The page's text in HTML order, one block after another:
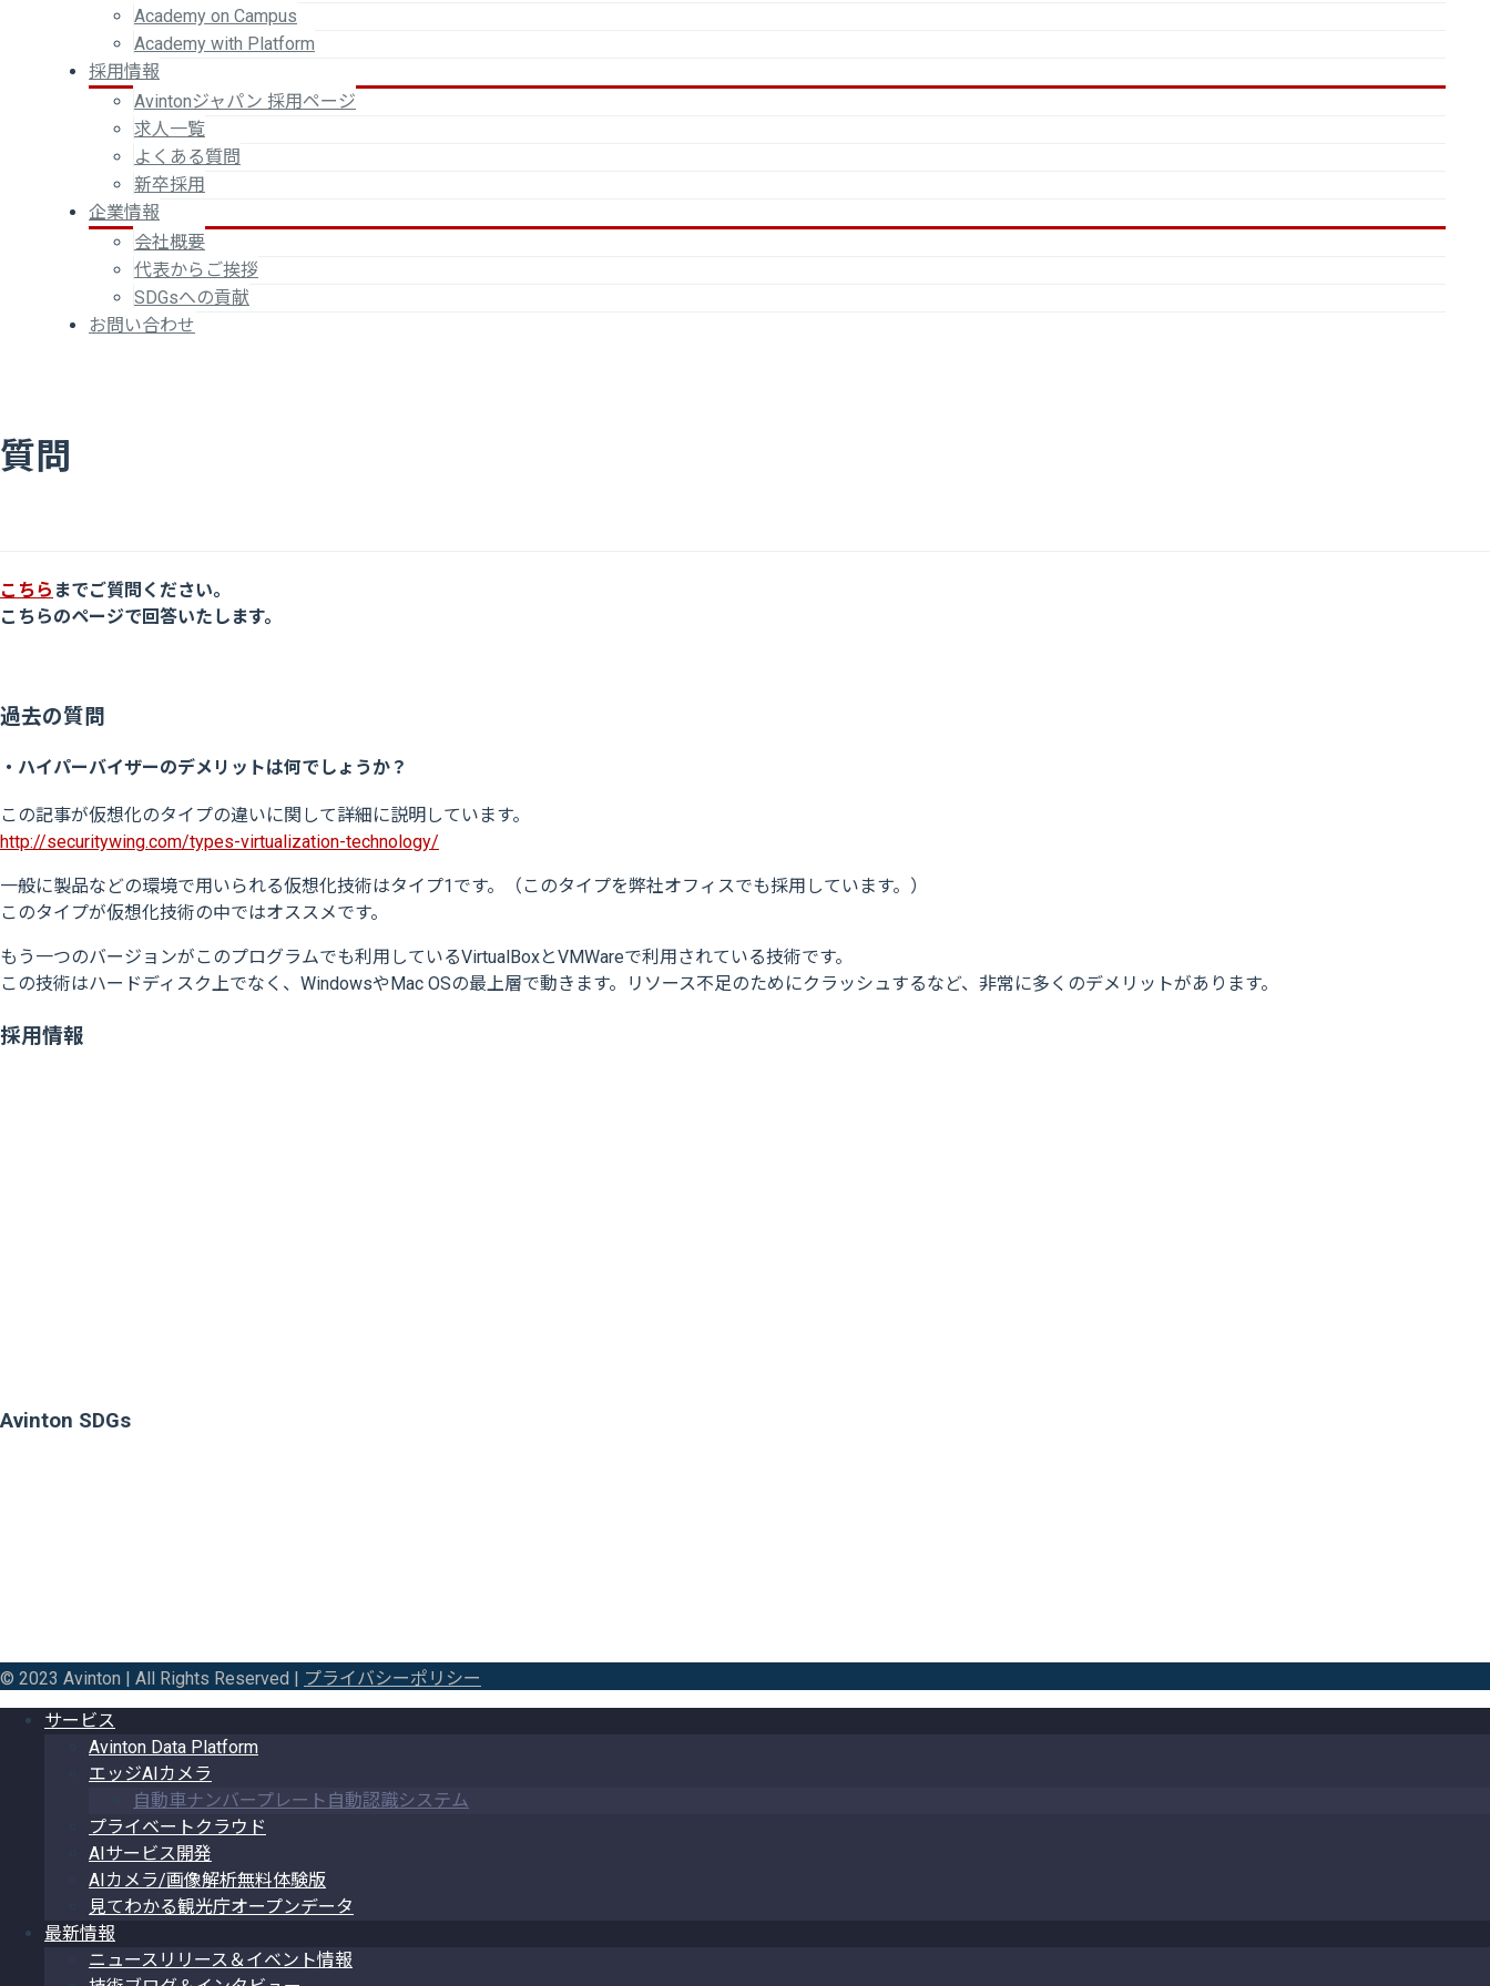
Academy on Campus
Academy with Platform
採用情報
Avintonジャパン 採用ページ
求人一覧
よくある質問
新卒採用
企業情報
会社概要
代表からご挨拶
SDGsへの貢献
お問い合わせ
質問
こちら までご質問ください。
こちらのページで回答いたします。
過去の質問
・ハイパーバイザーのデメリットは何でしょうか？
この記事が仮想化のタイプの違いに関して詳細に説明しています。
http://securitywing.com/types-virtualization-technology/
一般に製品などの環境で用いられる仮想化技術はタイプ1です。（このタイプを弊社オフィスでも採用しています。）
このタイプが仮想化技術の中ではオススメです。
もう一つのバージョンがこのプログラムでも利用しているVirtualBoxとVMWareで利用されている技術です。
この技術はハードディスク上でなく、WindowsやMac OSの最上層で動きます。リソース不足のためにクラッシュするなど、非常に多くのデメリットがあります。
採用情報
Avinton SDGs
© 2023 Avinton | All Rights Reserved |
プライバシーポリシー
サービス
Avinton Data Platform
エッジAIカメラ
自動車ナンバープレート自動認識システム
プライベートクラウド
AIサービス開発
AIカメラ/画像解析無料体験版
見てわかる観光庁オープンデータ
最新情報
ニュースリリース＆イベント情報